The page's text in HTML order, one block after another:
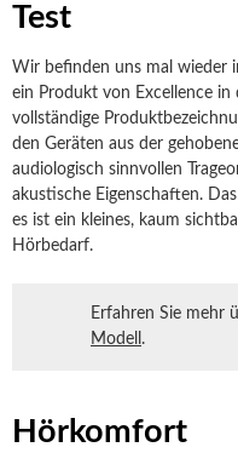
Test
Wir befinden uns mal wieder
ein Produkt von Excellence
vollständige
den Geräten aus der
audiologisch sinnvollen
akustische Eigenschaften.
es ist ein kleines, kaum
Hörbedarf.
Erfahren Sie mehr
Modell .
Hörkomfort